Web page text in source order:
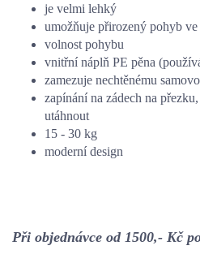
je velmi lehký
umožňuje přirozený pohyb ve
volnost pohybu
vnitřní náplň PE pěna
zamezuje nechtěnému
zapínání na zádech na
utáhnout
15 - 30 kg
moderní design
Při objednávce od 1500,- Kč